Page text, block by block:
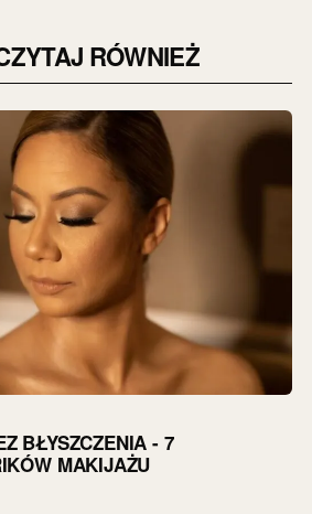
RÓWNIEŻ
BŁYSZCZENIA - 7
MAKIJAŻU